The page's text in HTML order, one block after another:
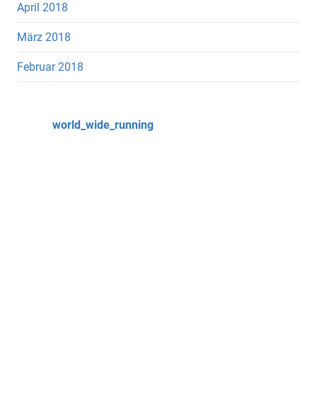
April 2018
März 2018
Februar 2018
world_wide_running